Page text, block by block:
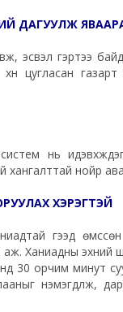
ДАГУУЛЖ
явж, эсвэл гэртээ
цугласан
систем нь
хангалттай нойр
ХЭРЭГТЭЙ
ханиадтай гээд
Ханиадны эхний
30 орчим минут
нэмэгдүүлж,